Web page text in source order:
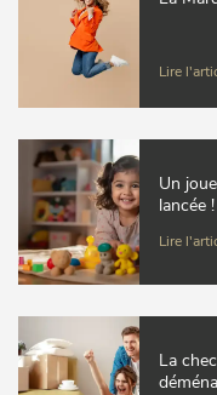
Lire
Un
lancée !
Lire
La